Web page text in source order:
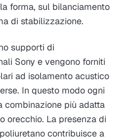
forma, sul bilanciamento
di stabilizzazione.
supporti di
Sony e vengono forniti
ad isolamento acustico
In questo modo ogni
combinazione più adatta
orecchio. La presenza di
contribuisce a